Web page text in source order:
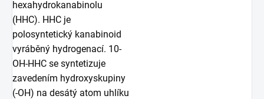
hexahydrokanabinolu
(HHC). HHC je
polosyntetický kanabinoid
vyráběný hydrogenací. 10-
OH-HHC se syntetizuje
zavedením hydroxyskupiny
(-OH) na desátý atom uhlíku